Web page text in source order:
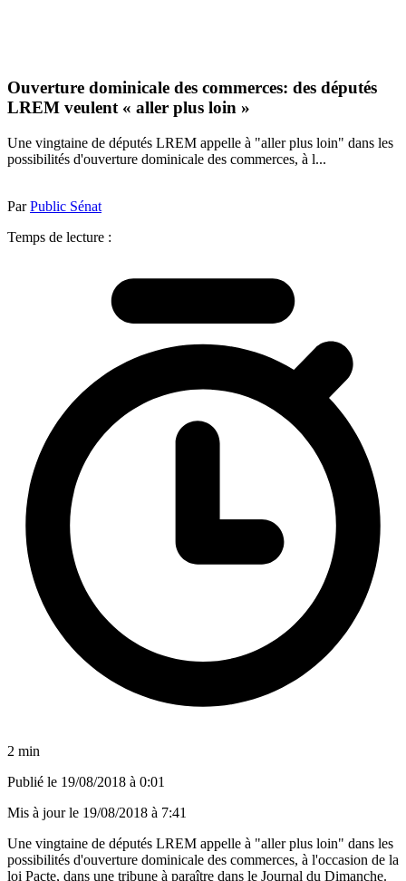
Ouverture dominicale des commerces: des députés
LREM veulent « aller plus loin »
Une vingtaine de députés LREM appelle à "aller plus loin" dans les
possibilités d'ouverture dominicale des commerces, à l...
ParPublic Sénat
Temps de lecture :
2 min
Publié le 19/08/2018 à 0:01
Mis à jour le 19/08/2018 à 7:41
Une vingtaine de députés LREM appelle à "aller plus loin" dans les
possibilités d'ouverture dominicale des commerces, à l'occasion de la
loi Pacte, dans une tribune à paraître dans le Journal du Dimanche.